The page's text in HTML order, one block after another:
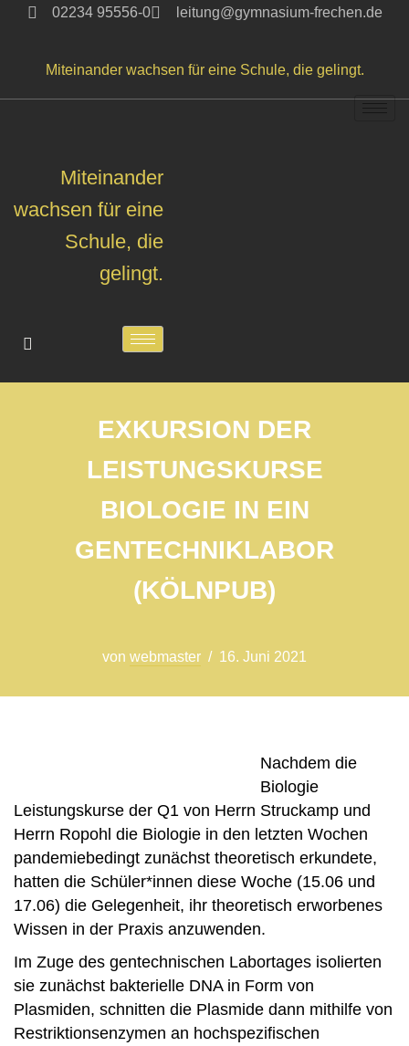
Inhalt
springen
02234 95556-0 leitung@gymnasium-frechen.de
Miteinander wachsen für eine Schule, die gelingt.
Miteinander
wachsen für eine
Schule, die
gelingt.
EXKURSION DER
LEISTUNGSKURSE
BIOLOGIE IN EIN
GENTECHNIKLABOR
(KÖLNPUB)
von webmaster 16. Juni 2021
Nachdem die
Biologie
Leistungskurse der Q1 von Herrn Struckamp und
Herrn Ropohl die Biologie in den letzten Wochen
pandemiebedingt zunächst theoretisch erkundete,
hatten die Schüler*innen diese Woche (15.06 und
17.06) die Gelegenheit, ihr theoretisch erworbenes
Wissen in der Praxis anzuwenden.
Im Zuge des gentechnischen Labortages isolierten
sie zunächst bakterielle DNA in Form von
Plasmiden, schnitten die Plasmide dann mithilfe von
Restriktionsenzymen an hochspezifischen